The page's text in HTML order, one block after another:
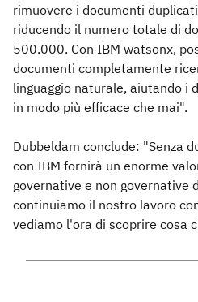
rimuovere i documenti
riducendo il numero totale di
500.000. Con IBM watsonx,
documenti completamente
linguaggio naturale, aiutando i
in modo più efficace che mai".
Dubbeldam conclude: "Senza
con IBM fornirà un enorme
governative e non governative
continuiamo il nostro lavoro
vediamo l'ora di scoprire cosa